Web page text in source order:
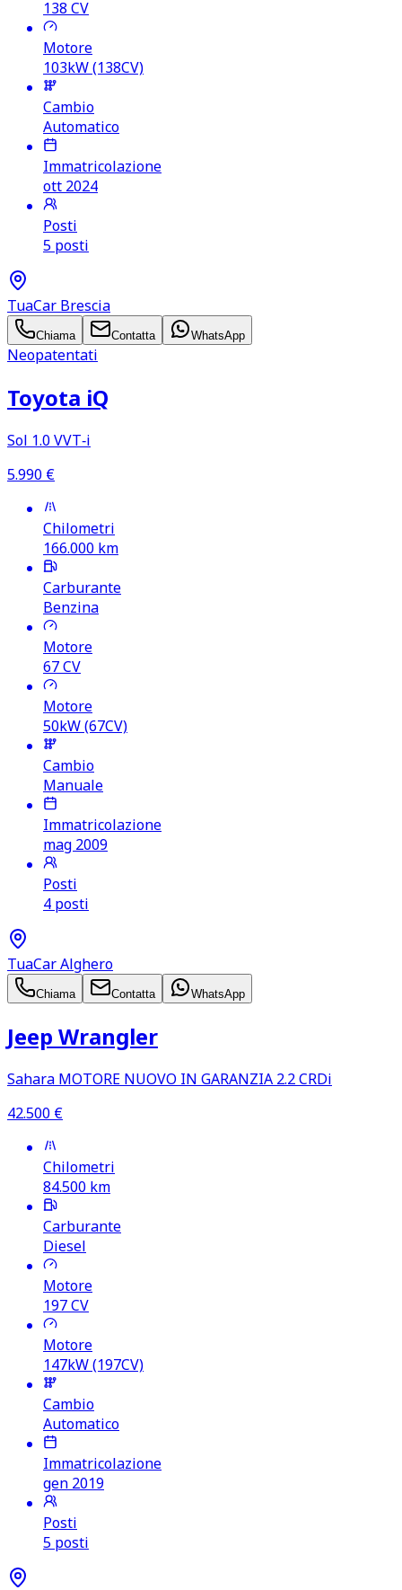
138 CV
Motore
103kW (138CV)
Cambio
Automatico
Immatricolazione
ott 2024
Posti
5 posti
TuaCar Brescia
Chiama Contatta WhatsApp
Neopatentati
Toyota iQ
Sol 1.0 VVT‑i
5.990 €
Chilometri
166.000 km
Carburante
Benzina
Motore
67CV
Motore
50kW (67CV)
Cambio
Manuale
Immatricolazione
mag 2009
Posti
4 posti
TuaCar Alghero
Chiama Contatta WhatsApp
Jeep Wrangler
Sahara MOTORE NUOVO IN GARANZIA 2.2 CRDi
42.500 €
Chilometri
84.500 km
Carburante
Diesel
Motore
197CV
Motore
147kW (197CV)
Cambio
Automatico
Immatricolazione
gen 2019
Posti
5 posti